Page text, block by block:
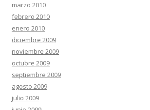
marzo 2010
febrero 2010
enero 2010
diciembre 2009
noviembre 2009
octubre 2009
septiembre 2009
agosto 2009
julio 2009